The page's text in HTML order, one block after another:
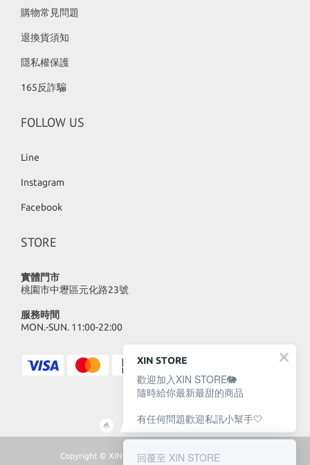
購物常見問題
退換貨須知
隱私權保護
165反詐騙
FOLLOW US
Line
Instagram
Facebook
STORE
實體門市
桃園市中壢區元化路23號
服務時間
MON.-SUN. 11:00-22:00
Copyright © XINSTORE 2023 | All Rights Reserved
XIN STORE
歡迎加入XIN STORE🐘
隨時給你最新最甜的商品
有任何問題歡迎私訊小幫手🤍
回覆至 XIN STORE